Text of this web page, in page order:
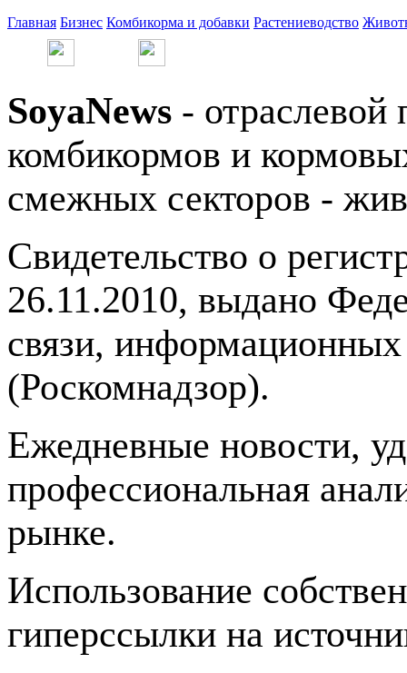
Главная Бизнес Комбикорма и добавки Растениеводство
SoyaNews - отраслевой
комбикормов и
смежных секторов -
Свидетельство о
26.11.2010, выдано
связи,
(Роскомнадзор).
Ежедневные новости,
профессиональная
рынке.
Использование
гиперссылки на